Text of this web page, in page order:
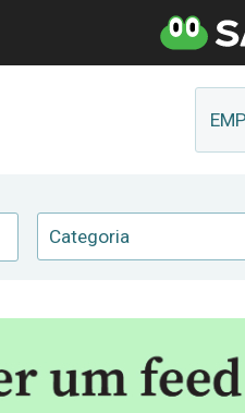
Categoria